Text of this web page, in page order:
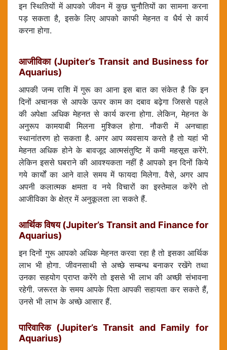
इन स्थितियों में आपको जीवन में कुछ चुनौतियों का सामना करना
पड़ सकता है, इसके लिए आपको काफी मेहनत व धैर्य से कार्य
करना होगा.
आजीविका (Jupiter’s Transit and Business for
Aquarius)
आपकी जन्म राशि में गुरू का आना इस बात का संकेत है कि इन
दिनों अचानक से आपके ऊपर काम का दबाव बढ़ेगा जिससे पहले
की अपेक्षा अधिक मेहनत से कार्य करना होगा. लेकिन, मेहनत के
अनुरूप कामयाबी मिलना मुश्किल होगा. नौकरी में अनचाहा
स्थानांतरण हो सकता है. अगर आप व्यवसाय करते है तो यहां भी
मेहनत अधिक होने के बावजूद आत्मसंतुष्टि में कमी महसूस करेंगे.
लेकिन इससे घबराने की आवश्यकता नहीं है आपको इन दिनों किये
गये कार्यों का आने वाले समय में फायदा मिलेगा. वैसे, अगर आप
अपनी कलात्मक क्षमता व नये विचारों का इस्तेमाल करेंगे तो
आजीविका के क्षेत्र में अनुकूलता ला सकते हैं.
आर्थिक विषय (Jupiter’s Transit and Finance for
Aquarius)
इन दिनों गुरू आपको अधिक मेहनत करवा रहा है तो इसका आर्थिक
लाभ भी होगा. जीवनसाथी से अच्छे सम्बन्ध बनाकर रखेंगे तथा
उनका सहयोग प्राप्त करेंगे तो इससे भी लाभ की अच्छी संभावना
रहेगी. जरूरत के समय आपके पिता आपकी सहायता कर सकते हैं,
उनसे भी लाभ के अच्छे आसार हैं.
पारिवारिक (Jupiter’s Transit and Family for
Aquarius)